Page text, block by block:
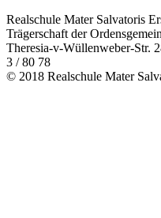
Realschule Mater Salvatoris
Trägerschaft der
Theresia-v-Wüllenweber-Str.
3 / 80 78
© 2018 Realschule Mater